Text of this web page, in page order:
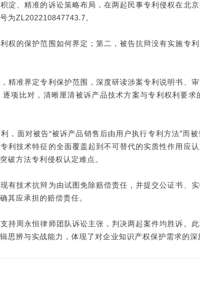
淀、精准的诉讼策略布局，在两起民事专利侵权在北
为ZL202210847743.7。
权的保护范围如何界定；第二，被告抗辩没有实施专
精准界定专利保护范围，深度研读涉案专利说明书、
项比对，清晰厘清被诉产品技术方案与专利权利要
，面对被告“被诉产品销售后由用户执行专利方法”而
利技术特征的全面覆盖起到不可替代的实质性作用应
破方法专利侵权认定难点。
有技术抗辩为由试图免除赔偿责任，并提交公证书、
其应承担的赔偿责任。
持周永恒律师团队诉讼主张，判决两起案件均胜诉。
思辨与实战能力，体现了对企业知识产权保护需求的深